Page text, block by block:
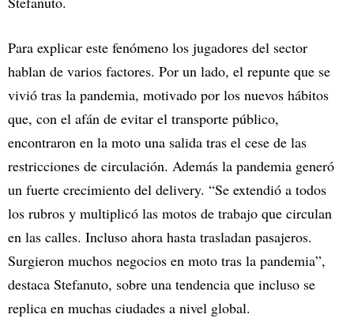
Para explicar este fenómeno los jugadores del sector
hablan de varios factores. Por un lado, el repunte que se
vivió tras la pandemia, motivado por los nuevos hábitos
que, con el afán de evitar el transporte público,
encontraron en la moto una salida tras el cese de las
restricciones de circulación. Además la pandemia generó
un fuerte crecimiento del delivery. “Se extendió a todos
los rubros y multiplicó las motos de trabajo que circulan
en las calles. Incluso ahora hasta trasladan pasajeros.
Surgieron muchos negocios en moto tras la pandemia”,
destaca Stefanuto, sobre una tendencia que incluso se
replica en muchas ciudades a nivel global.